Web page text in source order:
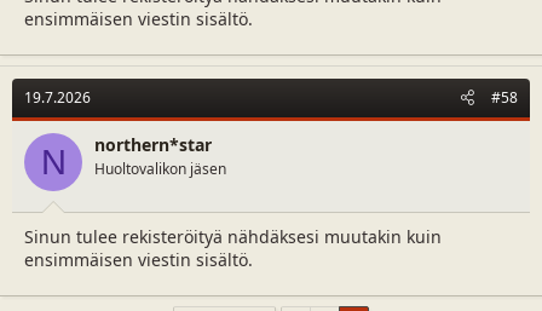
ensimmäisen viestin sisältö.
19.7.2026 #58
N northern*star
Huoltovalikon jäsen
Sinun tulee rekisteröityä nähdäksesi muutakin kuin
ensimmäisen viestin sisältö.